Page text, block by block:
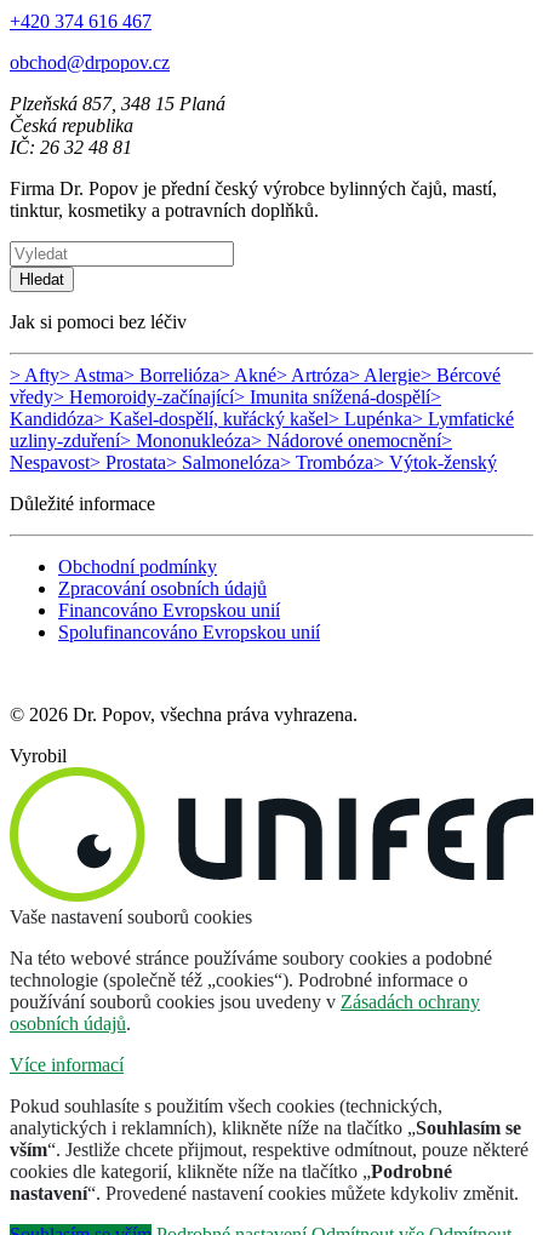
+420 374 616 467
obchod@drpopov.cz
Plzeňská 857, 348 15 Planá
Česká republika
IČ: 26 32 48 81
Firma Dr. Popov je přední český výrobce bylinných čajů, mastí,
tinktur, kosmetiky a potravních doplňků.
Hledat
Jak si pomoci bez léčiv
> Afty> Astma> Borrelióza> Akné> Artróza> Alergie> Bércové
vředy> Hemoroidy-začínající> Imunita snížená-dospělí>
Kandidóza> Kašel-dospělí, kuřácký kašel> Lupénka> Lymfatické
uzliny-zduření> Mononukleóza> Nádorové onemocnění>
Nespavost> Prostata> Salmonelóza> Trombóza> Výtok-ženský
Důležité informace
Obchodní podmínky
Zpracování osobních údajů
Financováno Evropskou unií
Spolufinancováno Evropskou unií
© 2026 Dr. Popov, všechna práva vyhrazena.
Vyrobil
Vaše nastavení souborů cookies
Na této webové stránce používáme soubory cookies a podobné
technologie (společně též „cookies“). Podrobné informace o
používání souborů cookies jsou uvedeny v Zásadách ochrany
osobních údajů.
Více informací
Pokud souhlasíte s použitím všech cookies (technických,
analytických i reklamních), klikněte níže na tlačítko „Souhlasím se
vším“. Jestliže chcete přijmout, respektive odmítnout, pouze některé
cookies dle kategorií, klikněte níže na tlačítko „Podrobné
nastavení“. Provedené nastavení cookies můžete kdykoliv změnit.